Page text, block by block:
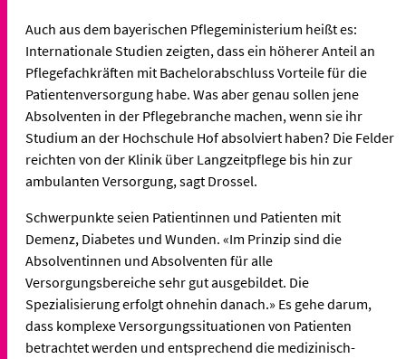
Auch aus dem bayerischen Pflegeministerium heißt es:
Internationale Studien zeigten, dass ein höherer Anteil an
Pflegefachkräften mit Bachelorabschluss Vorteile für die
Patientenversorgung habe. Was aber genau sollen jene
Absolventen in der Pflegebranche machen, wenn sie ihr
Studium an der Hochschule Hof absolviert haben? Die Felder
reichten von der Klinik über Langzeitpflege bis hin zur
ambulanten Versorgung, sagt Drossel.
Schwerpunkte seien Patientinnen und Patienten mit
Demenz, Diabetes und Wunden. «Im Prinzip sind die
Absolventinnen und Absolventen für alle
Versorgungsbereiche sehr gut ausgebildet. Die
Spezialisierung erfolgt ohnehin danach.» Es gehe darum,
dass komplexe Versorgungssituationen von Patienten
betrachtet werden und entsprechend die medizinisch-